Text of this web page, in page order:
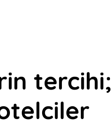
tercihi;